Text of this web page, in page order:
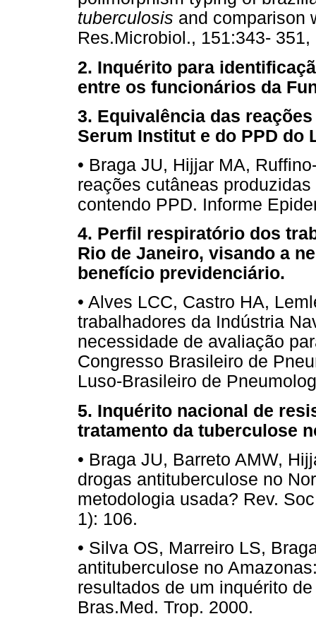
tuberculosis and comparison
Res.Microbiol., 151:343- 351,
2. Inquérito para
entre os funcionários da
3. Equivalência das
Serum Institut e do PPD do
• Braga JU, Hijjar MA,
reações cutâneas
contendo PPD. Informe
4. Perfil respiratório dos
Rio de Janeiro, visando a
benefício previdenciário.
• Alves LCC, Castro HA,
trabalhadores da Indústria
necessidade de avaliação
Congresso Brasileiro de
Luso-Brasileiro de
5. Inquérito nacional de
tratamento da tuberculose
• Braga JU, Barreto AMW,
drogas antituberculose no
metodologia usada? Rev.
1): 106.
• Silva OS, Marreiro LS,
antituberculose no
resultados de um inquérito
Bras.Med. Trop. 2000.